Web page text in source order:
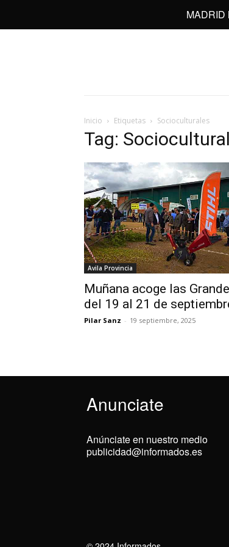
MADRID
Inicio Etiquetas Socioculturales
Tag:
Avila Provincia
Muñana acoge las
del 19 al 21 de
Pilar Sanz - 19 septiembre, 2025
Anunciate
Anúnciate en nuestro medio
publicidad@informados.es